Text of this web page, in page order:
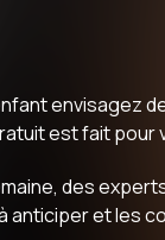
envisagez
est fait pour
des
anticiper et les